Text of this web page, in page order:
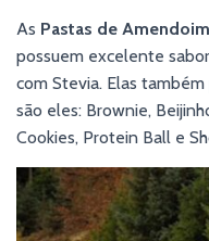
As Pastas de
possuem excelente
com Stevia. Elas
são eles: Brownie,
Cookies, Protein Ball e